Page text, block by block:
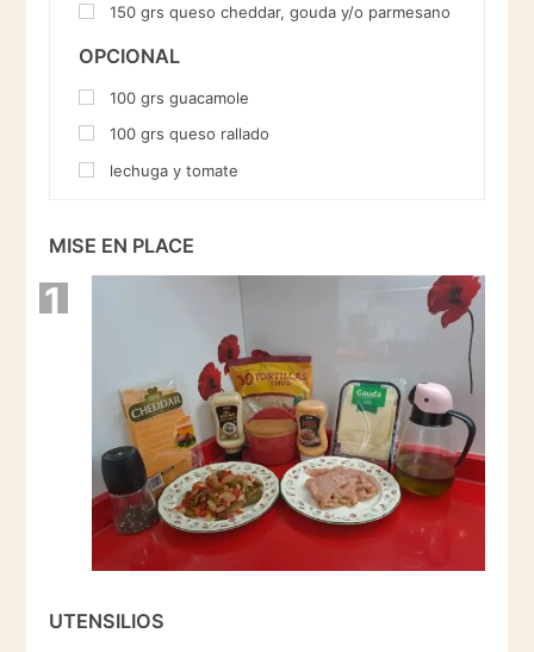
150 grs queso cheddar, gouda y/o parmesano
OPCIONAL
100 grs guacamole
100 grs queso rallado
lechuga y tomate
MISE EN PLACE
1
UTENSILIOS